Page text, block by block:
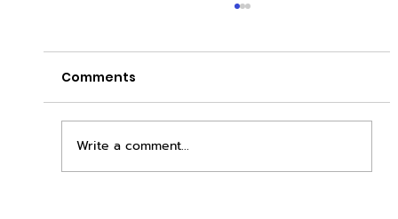
Comments
Write a comment...